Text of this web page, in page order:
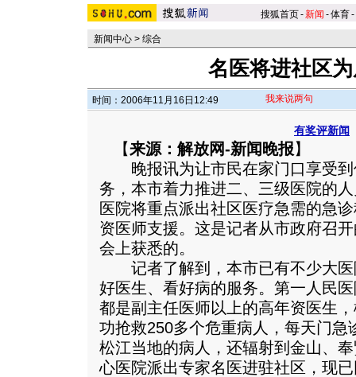
搜狐首页-新闻 -体育-
新闻中心 > 综合
名医将进社区
时间：2006年11月16日12:49 我来说两句
有奖评新闻
【来源：解放网-新闻晚报】
晚报讯为让市民在家门口享受到
务，本市着力推进二、三级医院的
医院将重点派出社区医疗急需的急
资医师支援。这是记者从市政府召
会上获悉的。
记者了解到，本市已有不少大医
好医生、看好病的服务。第一人民
都是副主任医师以上的高年资医生
功抢救250多个危重病人，每天门急
松江当地的病人，还辐射到金山、
心医院派出专家名医进驻社区，现